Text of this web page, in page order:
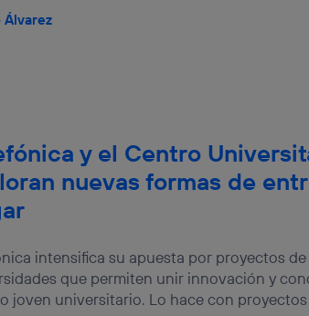
Álvarez
y el Centro
nuevas formas de
intensifica su apuesta por proyectos
que permiten unir innovación y
joven universitario. Lo hace con proyectos